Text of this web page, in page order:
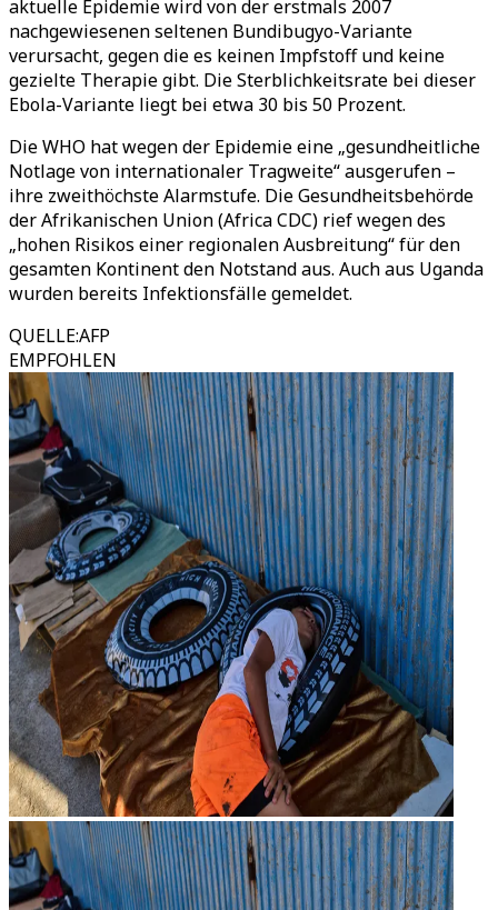
aktuelle Epidemie wird von der erstmals 2007
nachgewiesenen seltenen Bundibugyo-Variante
verursacht, gegen die es keinen Impfstoff und keine
gezielte Therapie gibt. Die Sterblichkeitsrate bei dieser
Ebola-Variante liegt bei etwa 30 bis 50 Prozent.
Die WHO hat wegen der Epidemie eine „gesundheitliche
Notlage von internationaler Tragweite“ ausgerufen –
ihre zweithöchste Alarmstufe. Die Gesundheitsbehörde
der Afrikanischen Union (Africa CDC) rief wegen des
„hohen Risikos einer regionalen Ausbreitung“ für den
gesamten Kontinent den Notstand aus. Auch aus Uganda
wurden bereits Infektionsfälle gemeldet.
QUELLE:AFP
EMPFOHLEN